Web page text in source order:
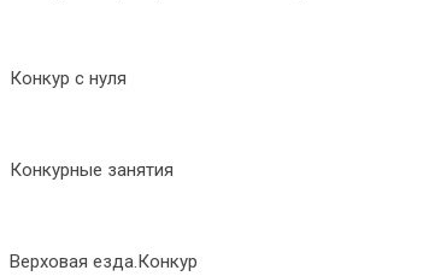
Конкур с нуля
Конкурные занятия
Верховая езда.Конкур